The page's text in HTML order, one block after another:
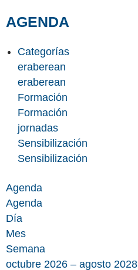
AGENDA
Categorías
eraberean
eraberean
Formación
Formación
jornadas
Sensibilización
Sensibilización
Agenda
Agenda
Día
Mes
Semana
octubre 2026 – agosto 2028